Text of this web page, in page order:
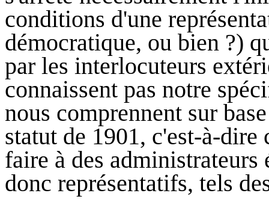
conditions d'une
démocratique, ou bien ?)
par les interlocuteurs
connaissent pas notre
nous comprennent sur
statut de 1901, c'est-à-
faire à des administrateurs
donc représentatifs, tels